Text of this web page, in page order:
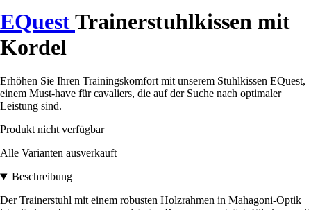
EQuestTrainerstuhlkissen mit
Kordel
Erhöhen Sie Ihren Trainingskomfort mit unserem Stuhlkissen EQuest,
einem Must-have für cavaliers, die auf der Suche nach optimaler
Leistung sind.
Produkt nicht verfügbar
Alle Varianten ausverkauft
Beschreibung
Der Trainerstuhl mit einem robusten Holzrahmen in Mahagoni-Optik